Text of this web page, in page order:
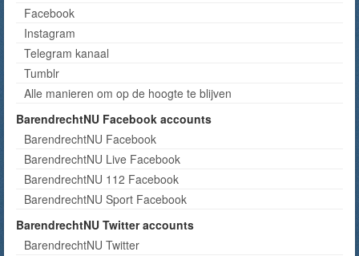
Facebook
Instagram
Telegram kanaal
Tumblr
Alle manieren om op de hoogte te blijven
BarendrechtNU Facebook accounts
BarendrechtNU Facebook
BarendrechtNU Live Facebook
BarendrechtNU 112 Facebook
BarendrechtNU Sport Facebook
BarendrechtNU Twitter accounts
BarendrechtNU Twitter